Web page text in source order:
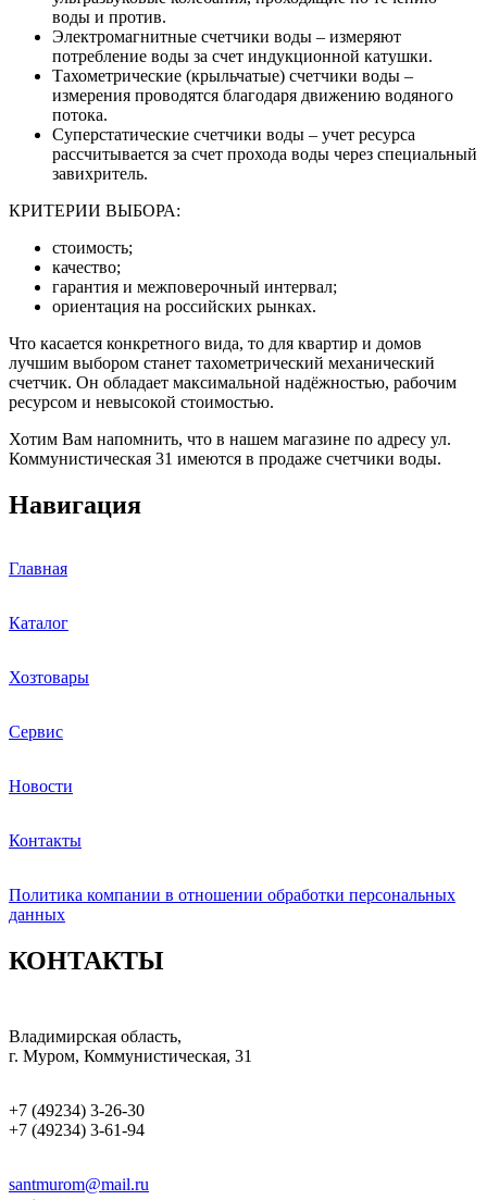
воды и против.
Электромагнитные счетчики воды – измеряют
потребление воды за счет индукционной катушки.
Тахометрические (крыльчатые) счетчики воды –
измерения проводятся благодаря движению водяного
потока.
Суперстатические счетчики воды – учет ресурса
рассчитывается за счет прохода воды через специальный
завихритель.
КРИТЕРИИ ВЫБОРА:
стоимость;
качество;
гарантия и межповерочный интервал;
ориентация на российских рынках.
Что касается конкретного вида, то для квартир и домов
лучшим выбором станет тахометрический механический
счетчик. Он обладает максимальной надёжностью, рабочим
ресурсом и невысокой стоимостью.
Хотим Вам напомнить, что в нашем магазине по адресу ул.
Коммунистическая 31 имеются в продаже счетчики воды.
Навигация
Главная
Каталог
Хозтовары
Сервис
Новости
Контакты
Политика компании в отношении обработки персональных
данных
КОНТАКТЫ
Владимирская область,
г. Муром, Коммунистическая, 31
+7 (49234) 3-26-30
+7 (49234) 3-61-94
santmurom@mail.ru